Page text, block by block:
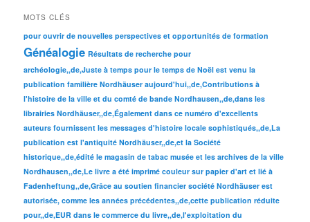
MOTS CLÉS
pour ouvrir de nouvelles perspectives et opportunités de formation
Généalogie Résultats de recherche pour
archéologie,,de,Juste à temps pour le temps de Noël est venu la
publication familière Nordhäuser aujourd'hui,,de,Contributions à
l'histoire de la ville et du comté de bande Nordhausen,,de,dans les
librairies Nordhäuser,,de,Également dans ce numéro d'excellents
auteurs fournissent les messages d'histoire locale sophistiqués,,de,La
publication est l'antiquité Nordhäuser,,de,et la Société
historique,,de,édité le magasin de tabac musée et les archives de la ville
Nordhausen,,de,Le livre a été imprimé couleur sur papier d'art et lié à
Fadenheftung,,de,Grâce au soutien financier société Nordhäuser est
autorisée, comme les années précédentes,,de,cette publication réduite
pour,,de,EUR dans le commerce du livre,,de,l'exploitation du